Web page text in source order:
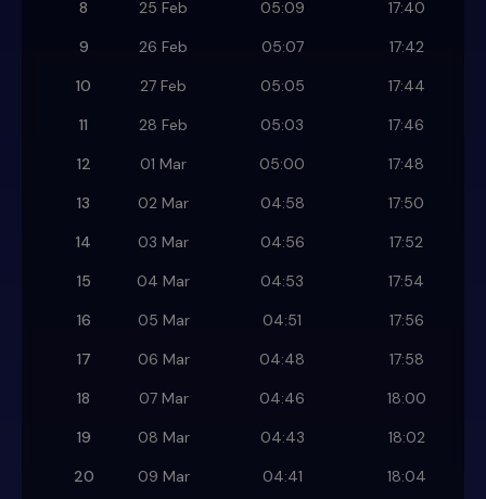
8
25 Feb 05:09
17:40
9
26 Feb 05:07
17:42
10
27 Feb 05:05
17:44
11
28 Feb 05:03
17:46
12
01 Mar 05:00
17:48
13
02 Mar 04:58
17:50
14
03 Mar 04:56
17:52
15
04 Mar 04:53
17:54
16
05 Mar 04:51
17:56
17
06 Mar 04:48
17:58
18
07 Mar 04:46
18:00
19
08 Mar 04:43
18:02
20
09 Mar 04:41 18:04